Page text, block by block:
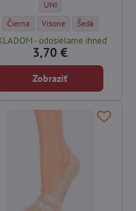
- Veľkosť:
- Farba:
Elastické dámske
UNI
Elastické dámske čipkované ťapky
Čierna Elastické dámske
Visone Elastické
Šedá
- odosielame ihneď
3,70 €
Zobraziť